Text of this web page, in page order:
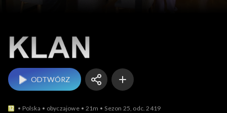
ODTWÓRZ
Polska obyczajowe 21m Sezon 25, odc. 2419